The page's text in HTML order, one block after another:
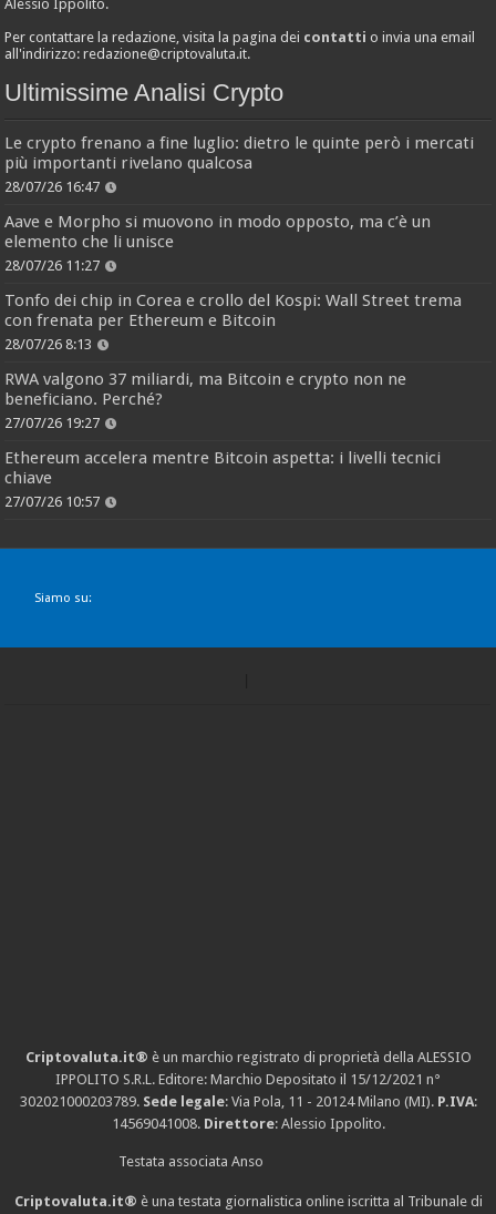
Alessio Ippolito.
Per contattare la redazione, visita la pagina dei contatti o invia una email
all'indirizzo:redazione@criptovaluta.it.
Ultimissime Analisi Crypto
Le crypto frenano a fine luglio: dietro le quinte però i mercati
più importanti rivelano qualcosa
28/07/26 16:47
Aave e Morpho si muovono in modo opposto, ma c’è un
elemento che li unisce
28/07/26 11:27
Tonfo dei chip in Corea e crollo del Kospi: Wall Street trema
con frenata per Ethereum e Bitcoin
28/07/26 8:13
RWA valgono 37 miliardi, ma Bitcoin e crypto non ne
beneficiano. Perché?
27/07/26 19:27
Ethereum accelera mentre Bitcoin aspetta: i livelli tecnici
chiave
27/07/26 10:57
Siamo su:
Criptovaluta.it® è un marchio registrato di proprietà della ALESSIO
IPPOLITO S.R.L. Editore: Marchio Depositato il 15/12/2021 n°
302021000203789. Sede legale: Via Pola, 11 - 20124 Milano (MI). P.IVA:
14569041008. Direttore: Alessio Ippolito.
Testata associata Anso
Criptovaluta.it® è una testata giornalistica online iscritta al Tribunale di